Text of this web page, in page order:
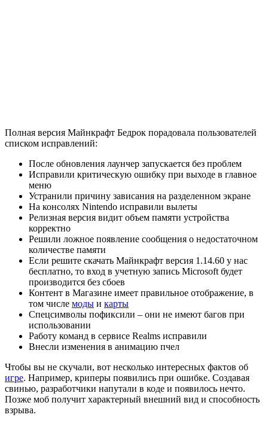
Полная версия Майнкрафт Бедрок порадовала пользователей
списком исправлений:
После обновления лаунчер запускается без проблем
Исправили критическую ошибку при выходе в главное
меню
Устранили причину зависания на разделенном экране
На консолях Nintendo исправили вылеты
Релизная версия видит объем памяти устройства
корректно
Решили ложное появление сообщения о недостаточном
количестве памяти
Если решите скачать Майнкрафт версия 1.14.60 у нас
бесплатно, то вход в учетную запись Microsoft будет
производится без сбоев
Контент в Магазине имеет правильное отображение, в
том числе моды и карты
Спецсимволы пофиксили – они не имеют багов при
использовании
Работу команд в сервисе Realms исправили
Внесли изменения в анимацию пчел
Чтобы вы не скучали, вот несколько интересных фактов об
игре. Например, криперы появились при ошибке. Создавая
свинью, разработчики напутали в коде и появилось нечто.
Позже моб получит характерный внешний вид и способность
взрыва.